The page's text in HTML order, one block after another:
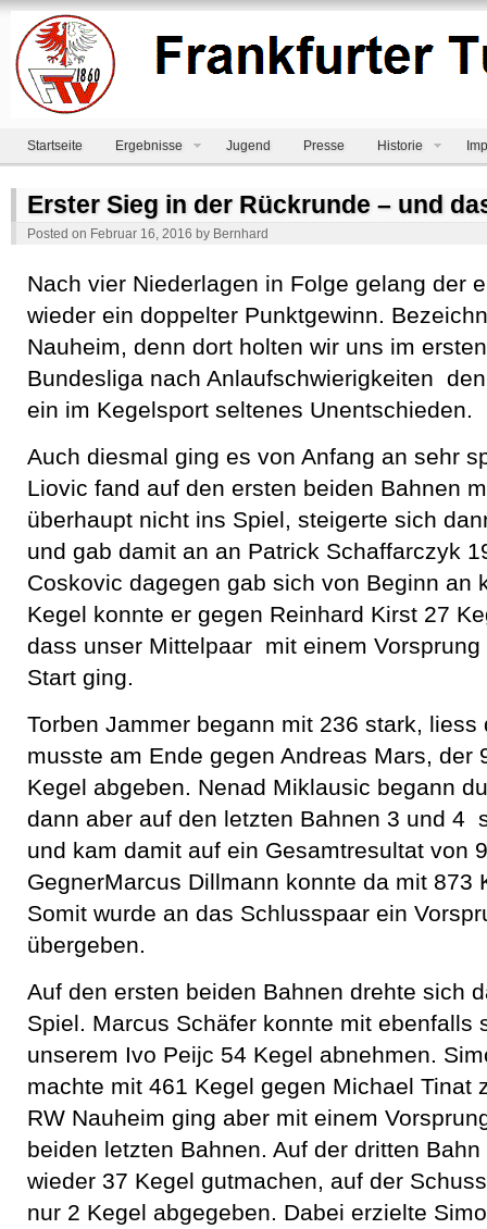
Startseite Ergebnisse Jugend Presse Historie
Erster Sieg in der Rückrunde – und
Posted on Februar 16, 2016 by Bernhard
Nach vier Niederlagen in Folge gelang der
wieder ein doppelter Punktgewinn.
Nauheim, denn dort holten wir uns im
Bundesliga nach Anlaufschwierigkeiten
ein im Kegelsport seltenes Unentschieden.
Auch diesmal ging es von Anfang an sehr
Liovic fand auf den ersten beiden Bahnen
überhaupt nicht ins Spiel, steigerte sich
und gab damit an an Patrick Schaffarczyk
Coskovic dagegen gab sich von Beginn an
Kegel konnte er gegen Reinhard Kirst 27
dass unser Mittelpaar mit einem
Start ging.
Torben Jammer begann mit 236 stark,
musste am Ende gegen Andreas Mars, der
Kegel abgeben. Nenad Miklausic begann
dann aber auf den letzten Bahnen 3 und 4
und kam damit auf ein Gesamtresultat von
GegnerMarcus Dillmann konnte da mit 873
Somit wurde an das Schlusspaar ein
übergeben.
Auf den ersten beiden Bahnen drehte sich
Spiel. Marcus Schäfer konnte mit ebenfalls
unserem Ivo Peijc 54 Kegel abnehmen.
machte mit 461 Kegel gegen Michael Tinat
RW Nauheim ging aber mit einem
beiden letzten Bahnen. Auf der dritten
wieder 37 Kegel gutmachen, auf der
nur 2 Kegel abgegeben. Dabei erzielte